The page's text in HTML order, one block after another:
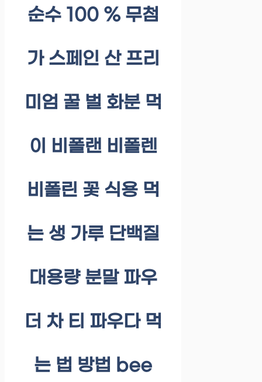
순수 100 % 무첨
가 스페인 산 프리
미엄 꿀 벌 화분 먹
이 비폴랜 비폴렌
비폴린 꽃 식용 먹
는 생 가루 단백질
대용량 분말 파우
더 차 티 파우다 먹
는 법 방법 bee